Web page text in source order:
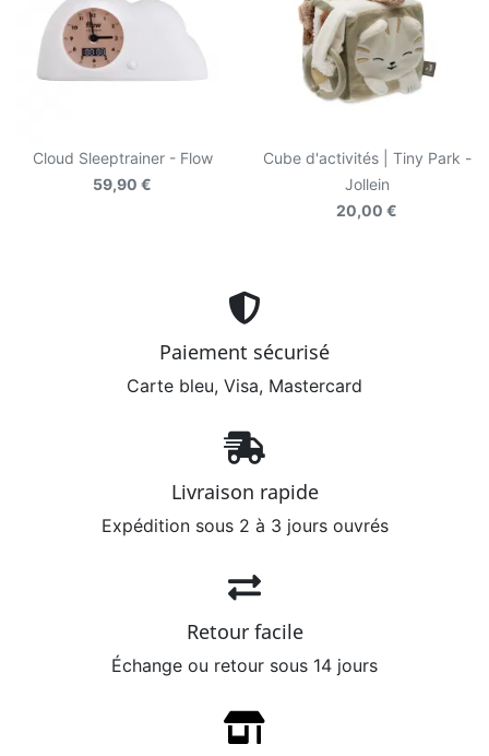
Cloud Sleeptrainer - Flow
59,90 €
Cube d'activités | Tiny Park -
Jollein
20,00 €
Paiement sécurisé
Carte bleu, Visa, Mastercard
Livraison rapide
Expédition sous 2 à 3 jours ouvrés
Retour facile
Échange ou retour sous 14 jours